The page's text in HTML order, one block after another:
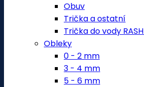
Obuv
Trička a ostatní
Trička do vody
Obleky
0 - 2 mm
3 - 4 mm
5 - 6 mm